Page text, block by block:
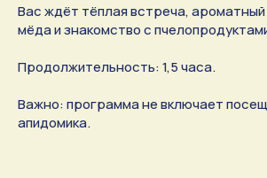
Вас ждёт тёплая встреча, ароматный
мёда и знакомство с
Продолжительность: 1,5 часа.
Важно: программа не включает
апидомика.